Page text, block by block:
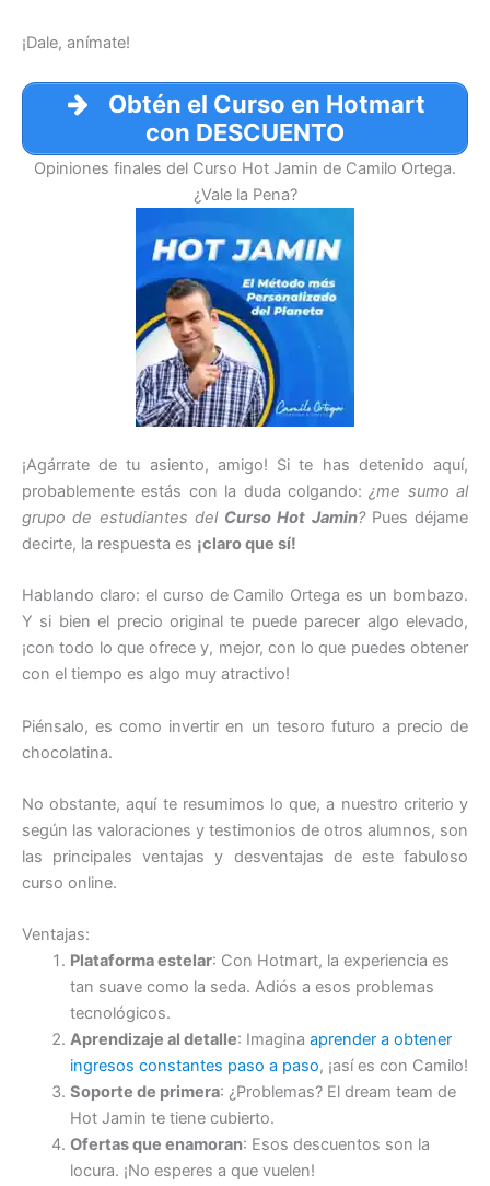
¡Dale, anímate!
Obtén el Curso en Hotmart
con DESCUENTO
Opiniones finales del Curso Hot Jamin de Camilo Ortega.
¿Vale la Pena?
¡Agárrate de tu asiento, amigo! Si te has detenido aquí,
probablemente estás con la duda colgando:¿me sumo al
grupo de estudiantes del Curso Hot Jamin?Pues déjame
decirte, la respuesta es ¡claro que sí!
Hablando claro: el curso de Camilo Ortega es un bombazo.
Y si bien el precio original te puede parecer algo elevado,
¡con todo lo que ofrece y, mejor, con lo que puedes obtener
con el tiempo es algo muy atractivo!
Piénsalo, es como invertir en un tesoro futuro a precio de
chocolatina.
No obstante, aquí te resumimos lo que, a nuestro criterio y
según las valoraciones y testimonios de otros alumnos, son
las principales ventajas y desventajas de este fabuloso
curso online.
Ventajas:
Plataforma estelar: Con Hotmart, la experiencia es
tan suave como la seda. Adiós a esos problemas
tecnológicos.
Aprendizaje al detalle: Imagina aprender a obtener
ingresos constantes paso a paso, ¡así es con Camilo!
Soporte de primera: ¿Problemas? El dream team de
Hot Jamin te tiene cubierto.
Ofertas que enamoran: Esos descuentos son la
locura. ¡No esperes a que vuelen!